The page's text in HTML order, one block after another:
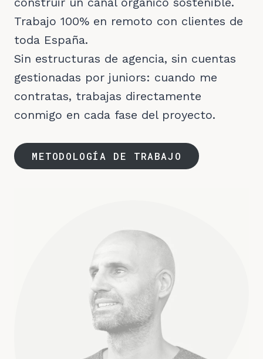
Trabajo 100% en remoto con clientes de
toda España.
Sin estructuras de agencia, sin cuentas
gestionadas por juniors: cuando me
contratas, trabajas directamente
conmigo en cada fase del proyecto.
METODOLOGÍA DE TRABAJO